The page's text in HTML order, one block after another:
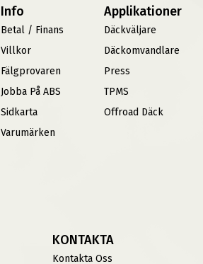
Info
Betal / Finans
Villkor
Fälgprovaren
Jobba På ABS
Sidkarta
Varumärken
Applikationer
Däckväljare
Däckomvandlare
Press
TPMS
Offroad Däck
KONTAKTA
Kontakta Oss